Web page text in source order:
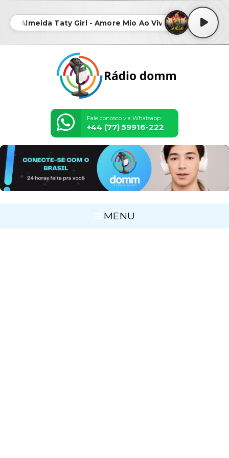
Almeida Taty Girl - Amore Mio Ao Vivo • Solange
Fale conosco via Whatsapp:
+44 (77) 59916-222
MENU